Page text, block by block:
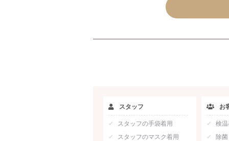
スタッフ
スタッフの手袋着用
スタッフのマスク着用
お
検
除